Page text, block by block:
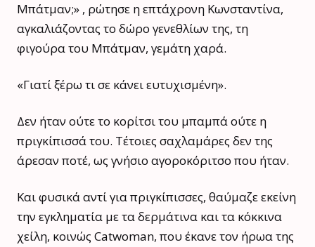
Μπάτμαν;» , ρώτησε η επτάχρονη Κωνσταντίνα,
αγκαλιάζοντας το δώρο γενεθλίων της, τη
φιγούρα του Μπάτμαν, γεμάτη χαρά.
«Γιατί ξέρω τι σε κάνει ευτυχισμένη».
Δεν ήταν ούτε το κορίτσι του μπαμπά ούτε η
πριγκίπισσά του. Τέτοιες σαχλαμάρες δεν της
άρεσαν ποτέ, ως γνήσιο αγοροκόριτσο που ήταν.
Και φυσικά αντί για πριγκίπισσες, θαύμαζε εκείνη
την εγκληματία με τα δερμάτινα και τα κόκκινα
χείλη, κοινώς Catwoman, που έκανε τον ήρωα της